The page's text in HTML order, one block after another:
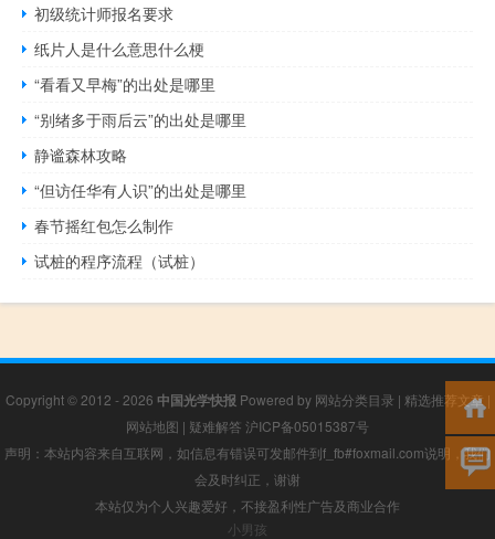
初级统计师报名要求
纸片人是什么意思什么梗
“看看又早梅”的出处是哪里
“别绪多于雨后云”的出处是哪里
静谧森林攻略
“但访任华有人识”的出处是哪里
春节摇红包怎么制作
试桩的程序流程（试桩）
Copyright © 2012 - 2026 中国光学快报 Powered by 网站分类目录 | 精选推荐文章 |
网站地图 | 疑难解答 沪ICP备05015387号
声明：本站内容来自互联网，如信息有错误可发邮件到f_fb#foxmail.com说明，我们
会及时纠正，谢谢
本站仅为个人兴趣爱好，不接盈利性广告及商业合作
小男孩